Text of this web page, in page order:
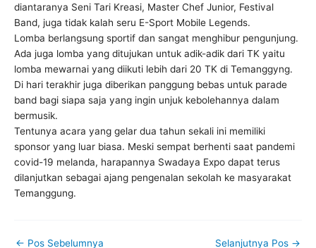
diantaranya Seni Tari Kreasi, Master Chef Junior, Festival
Band, juga tidak kalah seru E-Sport Mobile Legends.
Lomba berlangsung sportif dan sangat menghibur pengunjung.
Ada juga lomba yang ditujukan untuk adik-adik dari TK yaitu
lomba mewarnai yang diikuti lebih dari 20 TK di Temanggyng.
Di hari terakhir juga diberikan panggung bebas untuk parade
band bagi siapa saja yang ingin unjuk kebolehannya dalam
bermusik.
Tentunya acara yang gelar dua tahun sekali ini memiliki
sponsor yang luar biasa. Meski sempat berhenti saat pandemi
covid-19 melanda, harapannya Swadaya Expo dapat terus
dilanjutkan sebagai ajang pengenalan sekolah ke masyarakat
Temanggung.
← Pos Sebelumnya Selanjutnya Pos →